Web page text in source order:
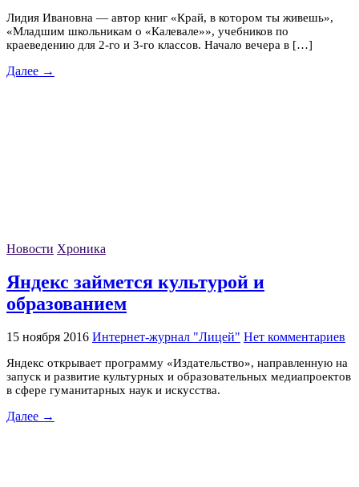
Лидия Ивановна — автор книг «Край, в котором ты живешь»,
«Младшим школьникам о «Калевале»», учебников по
краеведению для 2-го и 3-го классов. Начало вечера в […]
Далее →
Новости Хроника
Яндекс займется культурой и
образованием
15 ноября 2016 Интернет-журнал "Лицей" Нет комментариев
Яндекс открывает программу «Издательство», направленную на
запуск и развитие культурных и образовательных медиапроектов
в сфере гуманитарных наук и искусства.
Далее →